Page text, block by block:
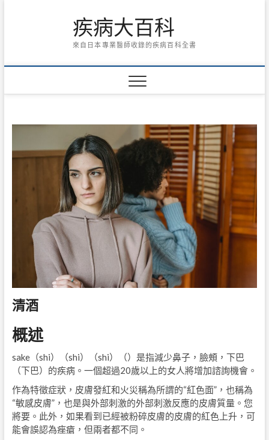
疾病大百科
來自日本專業醫師收錄的疾病百科全書
清酒
概述
sake（shi）（shi）（shi）（）是指減少鼻子，臉頰，下巴
（下巴）的疾病。一個超過20歲以上的女人將增加諮詢機會。
作為特徵症狀，皮膚發紅和火災稱為所謂的“紅色面”，也稱為
“敏感皮膚”，也是與外部刺激的外部刺激反應的皮膚質量。您
將要。此外，如果看到已經被粉碎皮膚的皮膚的紅色上升，可
能會誤認為痤瘡，但兩者都不同。